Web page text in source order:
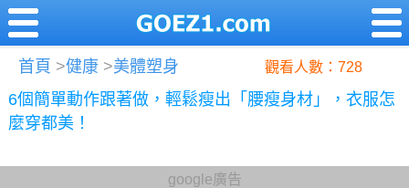
首頁 >健康 >美體塑身 觀看人數：728
6個簡單動作跟著做，輕鬆瘦出「腰瘦身材」，衣服怎
麼穿都美！
google廣告